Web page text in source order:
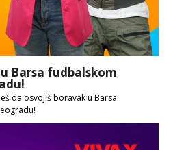
Barsa fudbalskom
da osvojiš boravak u Barsa